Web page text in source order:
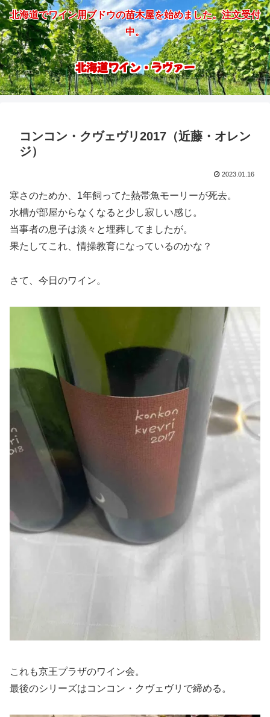
北海道でワイン用ブドウの苗木屋を始めました。注文受付
中。
北海道ワイン・ラヴァー
コンコン・クヴェヴリ2017（近藤・オレン
ジ）
2023.01.16
寒さのためか、1年飼ってた熱帯魚モーリーが死去。
水槽が部屋からなくなると少し寂しい感じ。
当事者の息子は淡々と埋葬してましたが。
果たしてこれ、情操教育になっているのかな？
さて、今日のワイン。
これも京王プラザのワイン会。
最後のシリーズはコンコン・クヴェヴリで締める。